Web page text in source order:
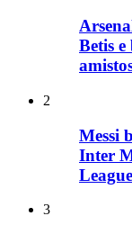
Betis
2
Messi
Inter
3